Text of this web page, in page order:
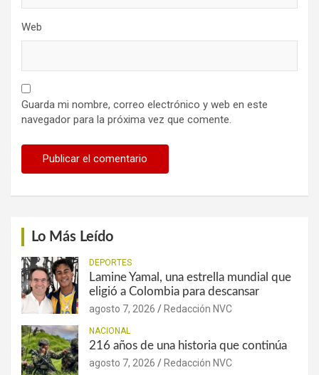
Web
Guarda mi nombre, correo electrónico y web en este
navegador para la próxima vez que comente.
Lo Más Leído
DEPORTES
Lamine Yamal, una estrella mundial que
eligió a Colombia para descansar
agosto 7, 2026 Redacción NVC
NACIONAL
216 años de una historia que continúa
agosto 7, 2026 Redacción NVC